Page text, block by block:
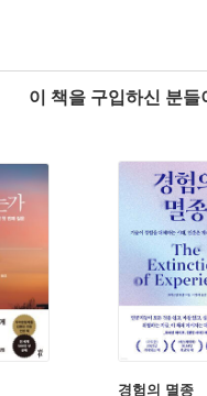
이 책을 구입하신 분
경험의 멸종